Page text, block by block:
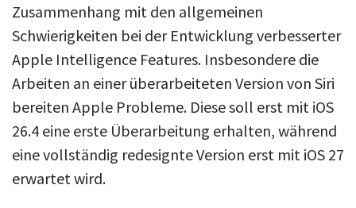
Zusammenhang mit den allgemeinen
Schwierigkeiten bei der Entwicklung verbesserter
Apple Intelligence Features. Insbesondere die
Arbeiten an einer überarbeiteten Version von Siri
bereiten Apple Probleme. Diese soll erst mit iOS
26.4 eine erste Überarbeitung erhalten, während
eine vollständig redesignte Version erst mit iOS 27
erwartet wird.